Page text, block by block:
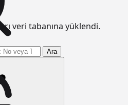
Ara
veri tabanına yüklendi.